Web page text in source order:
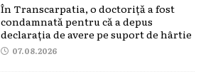
În Transcarpatia, o doctoriță a fost
condamnată pentru că a depus
declarația de avere pe suport de hârtie
07.08.2026